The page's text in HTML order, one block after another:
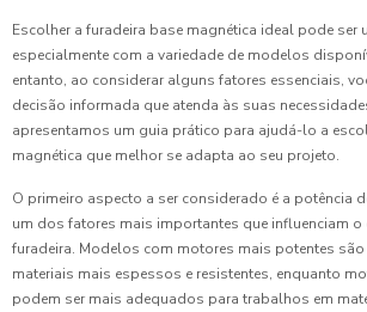
Escolher a furadeira base magnética ideal pode ser
especialmente com a variedade de modelos
entanto, ao considerar alguns fatores essenciais,
decisão informada que atenda às suas
apresentamos um guia prático para ajudá-lo a
magnética que melhor se adapta ao seu projeto.
O primeiro aspecto a ser considerado é a potência
um dos fatores mais importantes que influenciam o
furadeira. Modelos com motores mais potentes são
materiais mais espessos e resistentes, enquanto
podem ser mais adequados para trabalhos em